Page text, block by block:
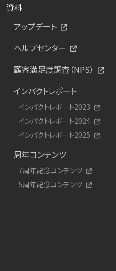
資料
アップデート
ヘルプセンター
顧客満足度調査（NPS）
インパクトレポート
インパクトレポート2023
インパクトレポート2024
インパクトレポート2025
周年コンテンツ
7周年記念コンテンツ
5周年記念コンテンツ